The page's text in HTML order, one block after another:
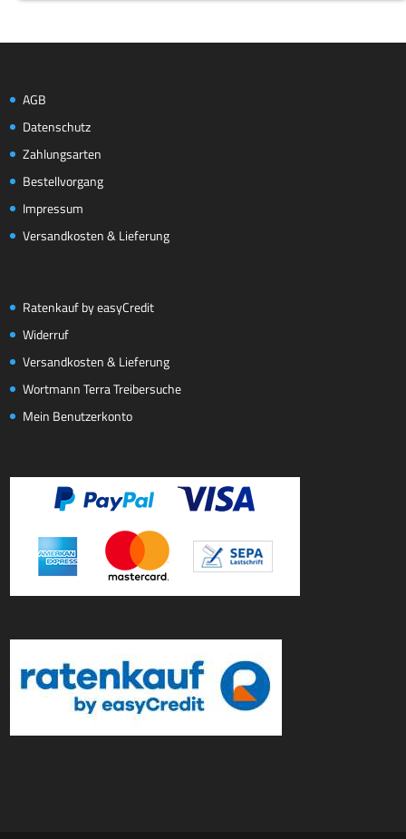
AGB
Datenschutz
Zahlungsarten
Bestellvorgang
Impressum
Versandkosten & Lieferung
Ratenkauf by easyCredit
Widerruf
Versandkosten & Lieferung
Wortmann Terra Treibersuche
Mein Benutzerkonto